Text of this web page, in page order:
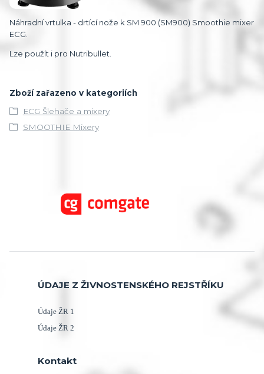
Náhradní vrtulka - drtící nože k SM 900 (SM900) Smoothie mixer
ECG.
Lze použít i pro Nutribullet.
Zboží zařazeno v kategoriích
ECG Šlehače a mixery
SMOOTHIE Mixery
ÚDAJE Z ŽIVNOSTENSKÉHO REJSTŘÍKU
Údaje ŽR 1
Údaje ŽR 2
Kontakt